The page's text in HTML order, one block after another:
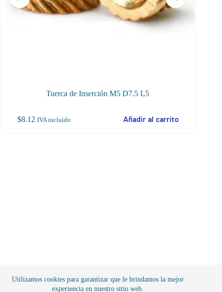
Utilizamos cookies para garantizar que le brindamos la mejor
experiencia en nuestro sitio web.
Tuerca de Inserción M5 D7.5 L5
$8.12 IVA incluido Añadir al carrito